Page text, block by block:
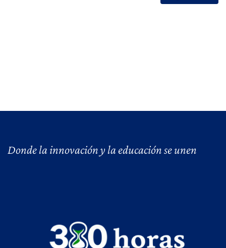
Donde la innovación y la educación se unen